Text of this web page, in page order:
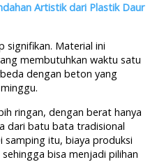
Artistik dari Plastik Daur
signifikan. Material ini
membutuhkan waktu satu
dengan beton yang
ringan, dengan berat hanya
dari batu bata tradisional
samping itu, biaya produksi
bisa menjadi pilihan